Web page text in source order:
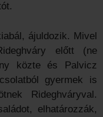
ájuldozik. Mivel
előtt (ne
közte és Palvicz
gyermek is
Rideghváryval.
elhatározzák,